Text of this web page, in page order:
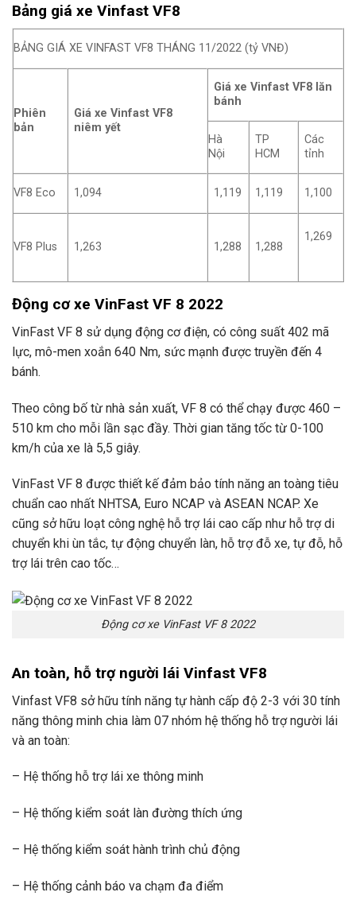
Bảng giá xe Vinfast VF8
BẢNG GIÁ XE VINFAST VF8 THÁNG 11/2022 (tỷ VNĐ)
Phiên
bản
Giá xe Vinfast VF8
niêm yết
Giá xe Vinfast VF8 lăn
bánh
Hà
Nội
TP
HCM
Các
tỉnh
VF8 Eco 1,094 1,119 1,119 1,100
VF8 Plus 1,263 1,288 1,288
1,269
Động cơ xe VinFast VF 8 2022
VinFast VF 8 sử dụng động cơ điện, có công suất 402 mã
lực, mô-men xoắn 640 Nm, sức mạnh được truyền đến 4
bánh.
Theo công bố từ nhà sản xuất, VF 8 có thể chạy được 460 –
510 km cho mỗi lần sạc đầy. Thời gian tăng tốc từ 0-100
km/h của xe là 5,5 giây.
VinFast VF 8 được thiết kế đảm bảo tính năng an toàng tiêu
chuẩn cao nhất NHTSA, Euro NCAP và ASEAN NCAP. Xe
cũng sở hữu loạt công nghệ hỗ trợ lái cao cấp như hỗ trợ di
chuyển khi ùn tắc, tự động chuyển làn, hỗ trợ đỗ xe, tự đỗ, hỗ
trợ lái trên cao tốc…
Động cơ xe VinFast VF 8 2022
An toàn, hỗ trợ người lái Vinfast VF8
Vinfast VF8 sở hữu tính năng tự hành cấp độ 2-3 với 30 tính
năng thông minh chia làm 07 nhóm hệ thống hỗ trợ người lái
và an toàn:
– Hệ thống hỗ trợ lái xe thông minh
– Hệ thống kiểm soát làn đường thích ứng
– Hệ thống kiểm soát hành trình chủ động
– Hệ thống cảnh báo va chạm đa điểm